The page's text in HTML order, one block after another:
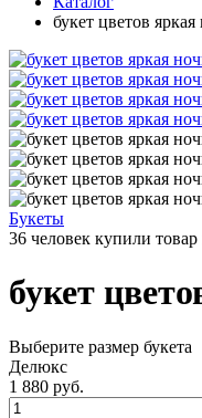
букет цветов яркая
Букеты
36 человек купили товар
букет
Выберите размер букета
Делюкс
1 880 руб.